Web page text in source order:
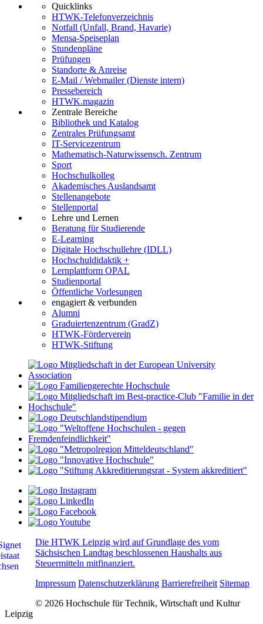
Quicklinks
HTWK-Telefonverzeichnis
Notfall (Unfall, Brand, Havarie)
Mensa-Speiseplan
Stundenpläne
Prüfungen
Standorte & Anreise
E-Mail / Webmailer (Dienste intern)
Pressebereich
HTWK.magazin
Zentrale Bereiche
Bibliothek und Katalog
Zentrales Prüfungsamt
IT-Servicezentrum
Mathematisch-Naturwissensch. Zentrum
Sport
Hochschulkolleg
Akademisches Auslandsamt
Stellenangebote
Stellenportal
Lehre und Lernen
Beratung für Studierende
E-Learning
Digitale Hochschullehre (IDLL)
Hochschuldidaktik +
Lernplattform OPAL
Studienportal
Öffentliche Vorlesungen
engagiert & verbunden
Alumni
Graduiertenzentrum (GradZ)
HTWK-Förderverein
HTWK-Stiftung
Die HTWK Leipzig wird auf Grundlage des vom
Sächsischen Landtag beschlossenen Haushalts aus
Steuermitteln mitfinanziert.
Impressum Datenschutzerklärung Barrierefreiheit Sitemap
© 2026 Hochschule für Technik, Wirtschaft und Kultur
Leipzig